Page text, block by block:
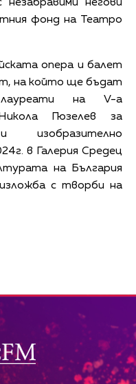
негови
фонд на Театро
опера и балет
на който ще бъдат
на V-a
Гюзелев за
изобразително
в Галерия Средец
на България
с творби на